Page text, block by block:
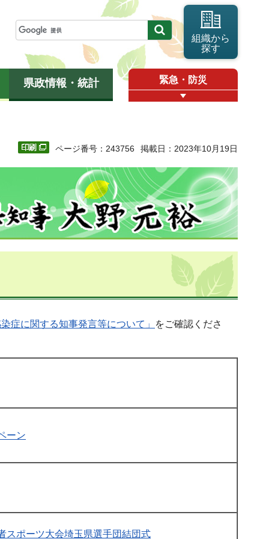
組織から
探す
県政情報・統計 緊急・防災
ページ番号：243756 掲載日：2023年10月19日
症に関する知事発言等について」 をご確認くださ
ーン
スポーツ大会埼玉県選手団結団式